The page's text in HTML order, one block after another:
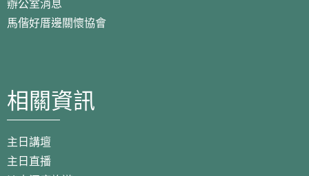
辦公室消息
馬偕好厝邊關懷協會
相關資訊
主日講壇
主日直播